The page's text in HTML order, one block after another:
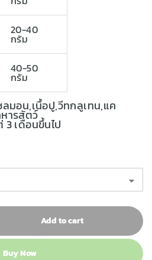
20-40
กรัม
40-50
กรัม
มอน,เนื้อปู,วีทกลูเทน,แค
ารสัตว์
3 เดือนขึ้นไป
Add to cart
Buy Now